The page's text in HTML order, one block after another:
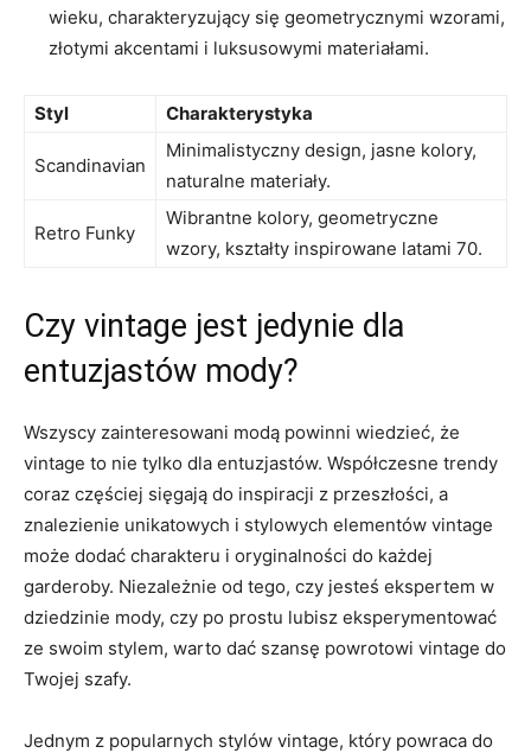
wieku, charakteryzujący⁤ się geometrycznymi‍ wzorami,⁢
złotymi ‌akcentami i luksusowymi ‍materiałami.
Styl Charakterystyka
Scandinavian
Minimalistyczny‍ design, jasne ⁤kolory,
naturalne materiały.
Retro Funky
Wibrantne‌ kolory, ‍geometryczne
wzory, kształty inspirowane latami 70.
Czy vintage jest ‍jedynie dla⁤
entuzjastów mody?
Wszyscy zainteresowani modą powinni‌ wiedzieć, że
vintage to nie tylko dla entuzjastów. Współczesne trendy
coraz częściej sięgają do ⁣inspiracji z przeszłości, a‍
znalezienie unikatowych i stylowych elementów⁢ vintage
może dodać‍ charakteru ​i oryginalności do każdej⁢
garderoby. Niezależnie‌ od tego, czy jesteś ekspertem w
dziedzinie mody, czy po ‌prostu lubisz eksperymentować
ze swoim ⁢stylem, warto dać szansę ‌powrotowi vintage do
Twojej szafy.
Jednym z popularnych ⁢stylów vintage,⁢ który powraca do